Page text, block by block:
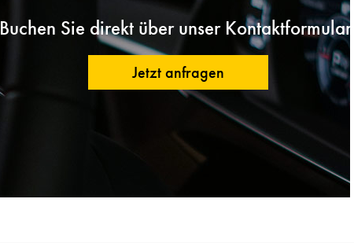
Buchen Sie direkt über unser
Jetzt anfragen